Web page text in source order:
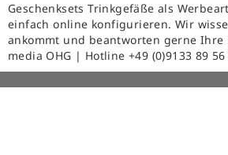
Geschenksets Trinkgefäße als
einfach online konfigurieren. Wir
ankommt und beantworten gerne Ihre
media OHG | Hotline +49 (0)9133 89 56